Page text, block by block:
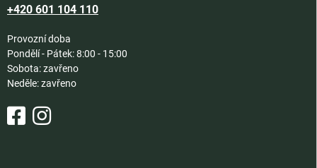
+420 601 104 110
Provozní doba
Pondělí - Pátek: 8:00 - 15:00
Sobota: zavřeno
Neděle: zavřeno